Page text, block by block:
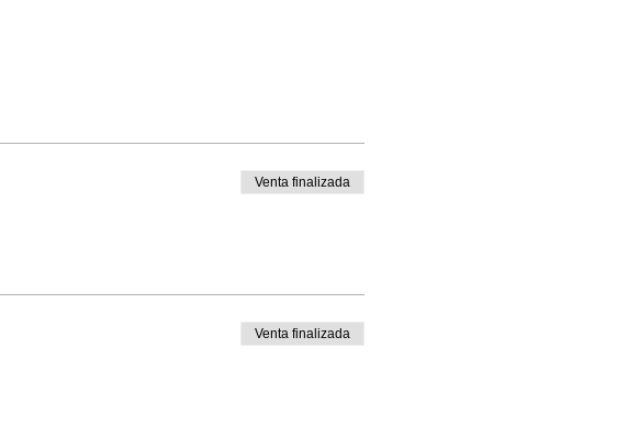
Venta finalizada
Venta finalizada